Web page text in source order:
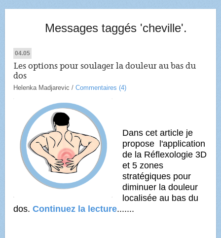
Messages taggés 'cheville'.
04.05
Les options pour soulager la douleur au bas du
dos
Helenka Madjarevic /Commentaires (4)
Dans cet article je
propose l'application
de la Réflexologie 3D
et 5 zones
stratégiques pour
diminuer la douleur
localisée au bas du
dos.Continuez la lecture.......